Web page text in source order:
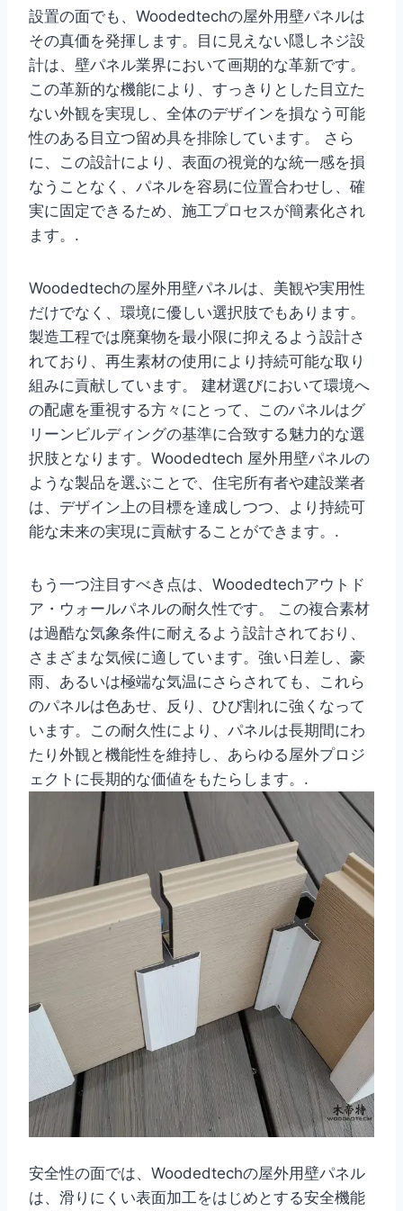
設置の面でも、Woodedtechの屋外用壁パネルは
その真価を発揮します。目に見えない隠しネジ設
計は、壁パネル業界において画期的な革新です。
この革新的な機能により、すっきりとした目立た
ない外観を実現し、全体のデザインを損なう可能
性のある目立つ留め具を排除しています。 さら
に、この設計により、表面の視覚的な統一感を損
なうことなく、パネルを容易に位置合わせし、確
実に固定できるため、施工プロセスが簡素化され
ます。.
Woodedtechの屋外用壁パネルは、美観や実用性
だけでなく、環境に優しい選択肢でもあります。
製造工程では廃棄物を最小限に抑えるよう設計さ
れており、再生素材の使用により持続可能な取り
組みに貢献しています。 建材選びにおいて環境へ
の配慮を重視する方々にとって、このパネルはグ
リーンビルディングの基準に合致する魅力的な選
択肢となります。Woodedtech 屋外用壁パネルの
ような製品を選ぶことで、住宅所有者や建設業者
は、デザイン上の目標を達成しつつ、より持続可
能な未来の実現に貢献することができます。.
もう一つ注目すべき点は、Woodedtechアウトド
ア・ウォールパネルの耐久性です。 この複合素材
は過酷な気象条件に耐えるよう設計されており、
さまざまな気候に適しています。強い日差し、豪
雨、あるいは極端な気温にさらされても、これら
のパネルは色あせ、反り、ひび割れに強くなって
います。この耐久性により、パネルは長期間にわ
たり外観と機能性を維持し、あらゆる屋外プロジ
ェクトに長期的な価値をもたらします。.
安全性の面では、Woodedtechの屋外用壁パネル
は、滑りにくい表面加工をはじめとする安全機能